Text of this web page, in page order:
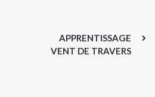
APPRENTISSAGE
VENT DE TRAVERS